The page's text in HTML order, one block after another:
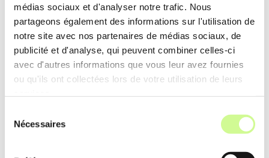
médias sociaux et d'analyser notre trafic. Nous
partageons également des informations sur l'utilisation de
notre site avec nos partenaires de médias sociaux, de
publicité et d'analyse, qui peuvent combiner celles-ci
avec d'autres informations que vous leur avez fournies
ou qu'ils ont collectées lors de votre utilisation de leurs
Nécessaires
L’intelligence artificielle dans le domaine de la
voixrévolutionne les interactions humaines
en améliorant la qualitéet l’ automatisationdes
voix synthétiques. Les cas suivants montrent